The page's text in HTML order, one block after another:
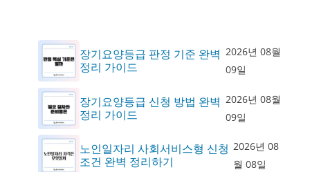
장기요양등급 판정 기준 완벽
정리 가이드
2026년 08월
09일
장기요양등급 신청 방법 완벽
정리 가이드
2026년 08월
09일
노인일자리 사회서비스형 신청
조건 완벽 정리하기
2026년 08
월 08일